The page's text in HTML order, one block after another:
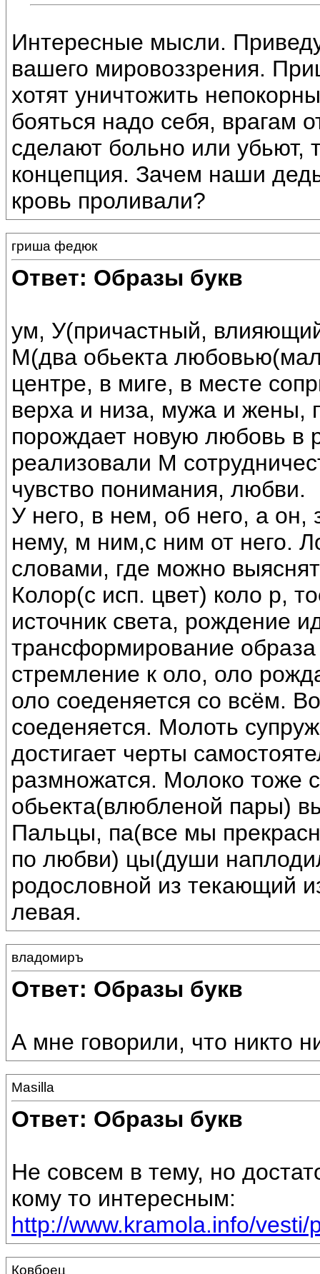
Интересные мысли.
вашего мировоззрения.
хотят уничтожить
бояться надо себя, врагам
сделают больно или убьют,
концепция. Зачем наши
кровь проливали?
гриша федюк
Ответ: Образы букв
ум, У(причастный,
М(два обьекта
центре, в миге, в месте
верха и низа, мужа и жены,
порождает новую любовь в
реализовали М
чувство понимания, любви.
У него, в нем, об него, а
нему, м ним,с ним от него.
словами, где можно
Колор(с исп. цвет) коло р,
источник света, рождение
трансформирование
стремление к оло, оло
оло соеденяется со всём.
соеденяется. Молоть
достигает черты
размножатся. Молоко тоже
обьекта(влюбленой пары)
Пальцы, па(все мы
по любви) цы(души
родословной из текающий
левая.
владомиръ
Ответ: Образы букв
А мне говорили, что никто
Masilla
Ответ: Образы букв
Не совсем в тему, но
кому то интересным:
http://www.kramola.info/vesti/
Ковбоец